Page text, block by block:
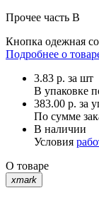
Прочее часть В
Кнопка одежная
Подробнее о
3.83 р. за шт
В упаковке
383.00 р. за
По сумме
В наличии
Условия
О товаре
xmark